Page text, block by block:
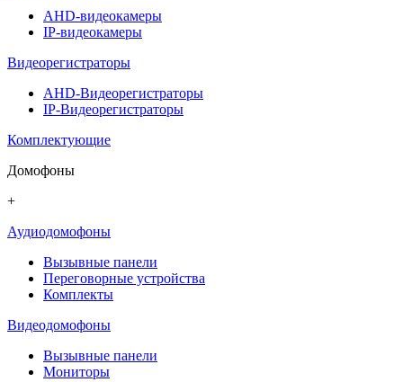
AHD-видеокамеры
IP-видеокамеры
Видеорегистраторы
AHD-Видеорегистраторы
IP-Видеорегистраторы
Комплектующие
Домофоны
+
Аудиодомофоны
Вызывные панели
Переговорные устройства
Комплекты
Видеодомофоны
Вызывные панели
Мониторы